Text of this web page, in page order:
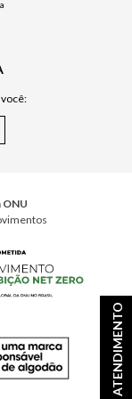
ATENDIMENTO
ONU